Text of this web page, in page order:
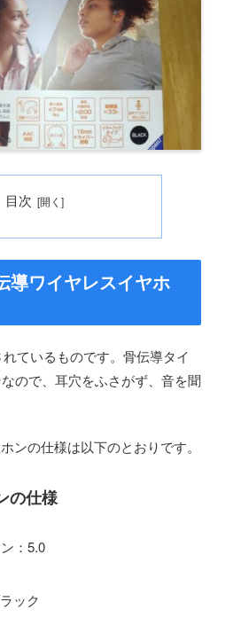
目次
導ワイヤレスイヤホ
ているものです。骨伝導タイ
ので、耳穴をふさがず、音を聞
ンの仕様は以下のとおりです。
の仕様
：5.0
ック